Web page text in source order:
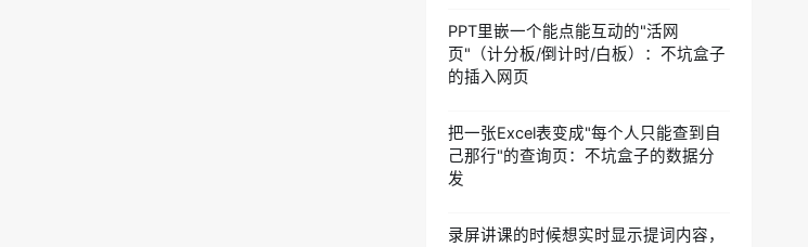
PPT里嵌一个能点能互动的"活网
页"（计分板/倒计时/白板）：不坑盒子
的插入网页
把一张Excel表变成"每个人只能查到自
己那行"的查询页：不坑盒子的数据分
发
录屏讲课的时候想实时显示提词内容，